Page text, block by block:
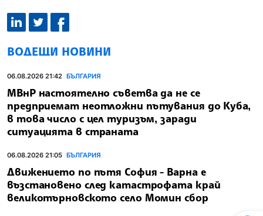
ВОДЕЩИ НОВИНИ
06.08.2026 21:42 БЪЛГАРИЯ
МВнР настоятелно съветва да не се
предприемат неотложни пътувания до Куба,
в това число с цел туризъм, заради
ситуацията в страната
06.08.2026 21:05 БЪЛГАРИЯ
Движението по пътя София - Варна е
възстановено след катастрофата край
великотърновското село Момин сбор